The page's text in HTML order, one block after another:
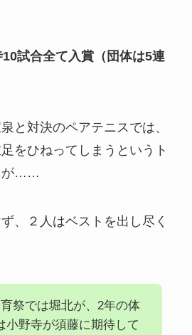
試合全て入賞（団体は5連
と対決のペアテニスでは、
をひねってしまうというト
が……
、２人はベストを出し尽く
祭では堀北が、2年の体
小野寺が須藤に期待して